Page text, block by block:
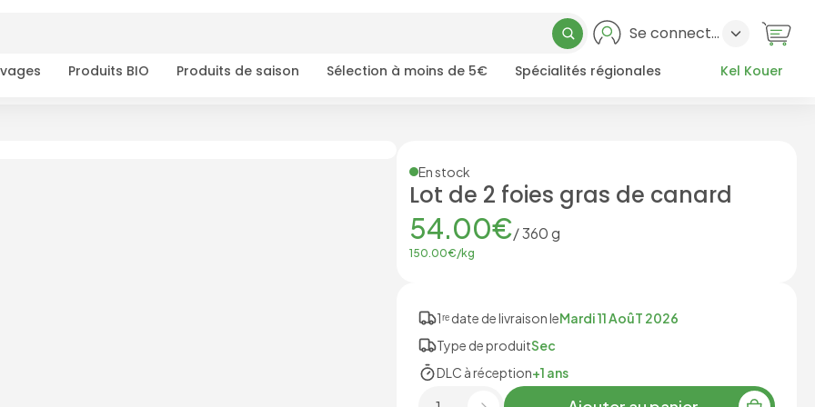
Se connecter
Produits BIO Produits de saison Sélection à moins de 5€
Spécialités régionales
Kel Kouer
En stock
Lot de 2 foies gras de canard
54.00€/360g
150.00€/kg
1ʳᵉ date de livraison leMardi 11 AoûT 2026
Type de produitSec
DLC à réception+1 ans